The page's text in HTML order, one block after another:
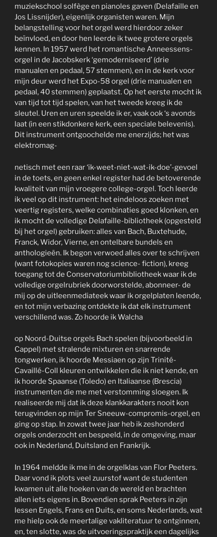
muziekschool solfège en pianoles gaven (Delafaille en
Jos Lissnijder), eigenlijk organisten waren. Mijn
belangstelling voor het orgel werd hierdoor zeker
beïnvloed, en door hen leerde ik twee grotere orgels
kennen. In 1957 werd het romantische Anneessens-
orgel in de Jacobskerk ‘gemoderniseerd’ (drie
manualen en pedaal, 57 stemmen), en in de kerk voor
mijn deur werd het Expo-58 orgel (drie manualen en
pedaal, 40 stemmen) geplaatst. Op het eerste mocht ik
van tijd tot tijd spelen, van het tweede kreeg ik de
sleutel. Uren en uren speelde ik er, vaak ook ‘s avonds
laat (in een stikdonkere kerk, een speciale belevenis).
Dit instrument ontgoochelde me enerzijds; het was
elektromag-
netisch met een raar ‘ik-weet-niet-wat-ik-doe’-gevoel
in de toets, en geen enkel register had de betoverende
kwaliteit van mijn vroegere college-orgel. Toch leerde
ik veel op dit instrument: het eindeloos zoeken met
veertig registers, welke combinaties goed klonken, en
ik mocht de volledige Delafaille-bibliotheek (opgesteld
bij het orgel) gebruiken: alles van Bach, Buxtehude,
Franck, Widor, Vierne, en ontelbare bundels en
anthologieën. Ik begon verwoed alles over te schrijven
(want fotokopies waren nog science- fiction), kreeg
toegang tot de Conservatoriumbibliotheek waar ik de
volledige orgelrubriek doorworstelde, abonneer- de
mij op de uitleenmediateek waar ik orgelplaten leende,
en tot mijn verbazing ontdekte ik dat elk instrument
verschillend was. Zo hoorde ik Walcha
op Noord-Duitse orgels Bach spelen (bijvoorbeeld in
Cappel) met stralende mixturen en snarrende
tongwerken, ik hoorde Messiaen op zijn Trinité-
Cavaillé-Coll kleuren ontwikkelen die ik niet kende, en
ik hoorde Spaanse (Toledo) en Italiaanse (Brescia)
instrumenten die me met verstomming sloegen. Ik
realiseerde mij dat ik deze klankkarakters nooit kon
terugvinden op mijn Ter Sneeuw-compromis-orgel, en
ging op stap. In zowat twee jaar heb ik zeshonderd
orgels onderzocht en bespeeld, in de omgeving, maar
ook in Nederland, Duitsland en Frankrijk.
In 1964 meldde ik me in de orgelklas van Flor Peeters.
Daar vond ik plots veel zuurstof want de studenten
kwamen uit alle hoeken van de wereld en brachten
allen iets eigens in. Bovendien sprak Peeters in zijn
lessen Engels, Frans en Duits, en soms Nederlands, wat
me hielp ook de meertalige vakliteratuur te ontginnen,
en, ten slotte, was de uitvoeringspraktijk een dagelijks